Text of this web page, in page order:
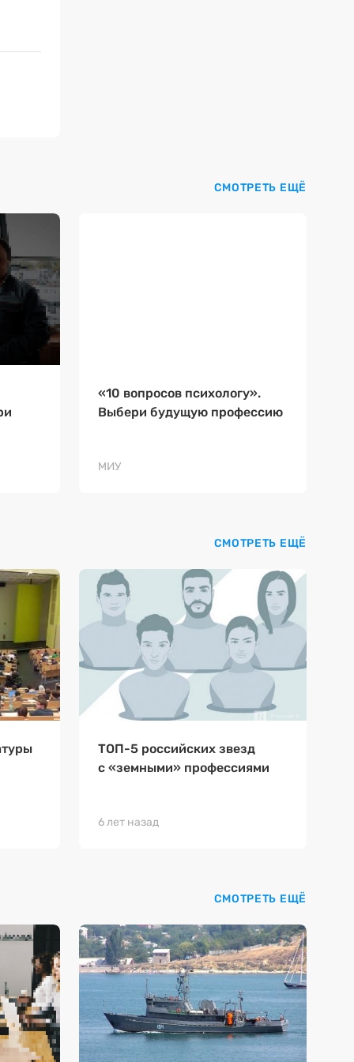
СМОТРЕТЬ ЕЩЁ
«10 вопросов психологу».
Выбери будущую профессию
МИУ
СМОТРЕТЬ ЕЩЁ
ТОП-5 российских звезд
с «земными» профессиями
6 лет назад
СМОТРЕТЬ ЕЩЁ